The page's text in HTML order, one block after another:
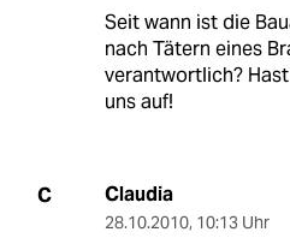
Seit wann ist die
nach Tätern eines
verantwortlich?
uns auf!
C Claudia
28.10.2010, 10:13 Uhr